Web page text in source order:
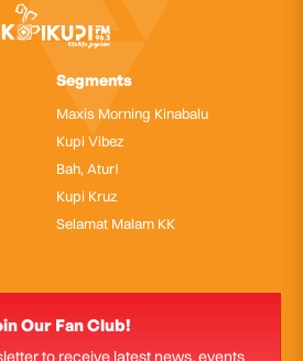
Segments
Maxis Morning Kinabalu
Kupi Vibez
Bah, Atur!
Kupi Kruz
Selamat Malam KK
Our Fan Club!
to receive latest news, events